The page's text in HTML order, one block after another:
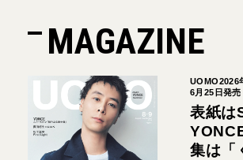
MAGAZINE
UOMO2026
6月25日発売
表紙
集は「